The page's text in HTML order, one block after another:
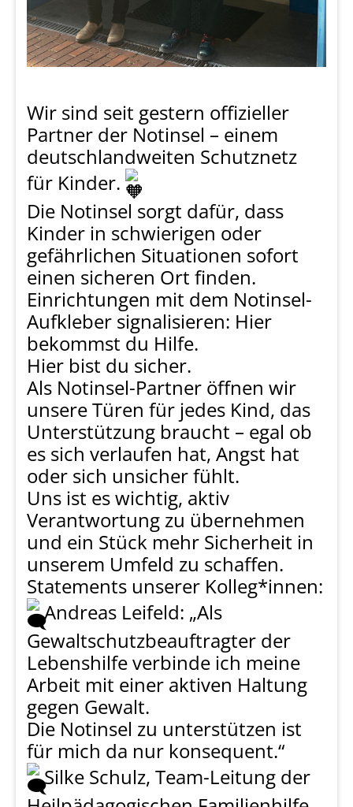
Wir sind seit gestern offizieller
Partner der Notinsel – einem
deutschlandweiten Schutznetz
für Kinder.
Die Notinsel sorgt dafür, dass
Kinder in schwierigen oder
gefährlichen Situationen sofort
einen sicheren Ort finden.
Einrichtungen mit dem Notinsel-
Aufkleber signalisieren: Hier
bekommst du Hilfe.
Hier bist du sicher.
Als Notinsel-Partner öffnen wir
unsere Türen für jedes Kind, das
Unterstützung braucht – egal ob
es sich verlaufen hat, Angst hat
oder sich unsicher fühlt.
Uns ist es wichtig, aktiv
Verantwortung zu übernehmen
und ein Stück mehr Sicherheit in
unserem Umfeld zu schaffen.
Statements unserer Kolleg*innen:
Andreas Leifeld: „Als
Gewaltschutzbeauftragter der
Lebenshilfe verbinde ich meine
Arbeit mit einer aktiven Haltung
gegen Gewalt.
Die Notinsel zu unterstützen ist
für mich da nur konsequent.“
Silke Schulz, Team-Leitung der